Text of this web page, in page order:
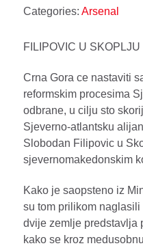
Categories: Arsenal
FILIPOVIC U SKOPLJU
Crna Gora ce nastaviti
reformskim procesima
odbrane, u cilju sto
Sjeverno-atlantsku
Slobodan Filipovic u
sjevernomakedonskim
Kako je saopsteno iz
su tom prilikom
dvije zemlje predstavlja
kako se kroz